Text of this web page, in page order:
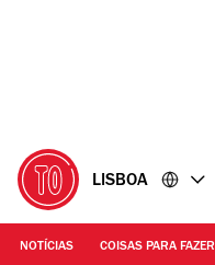
LISBOA
NOTÍCIAS COISAS PARA FAZER